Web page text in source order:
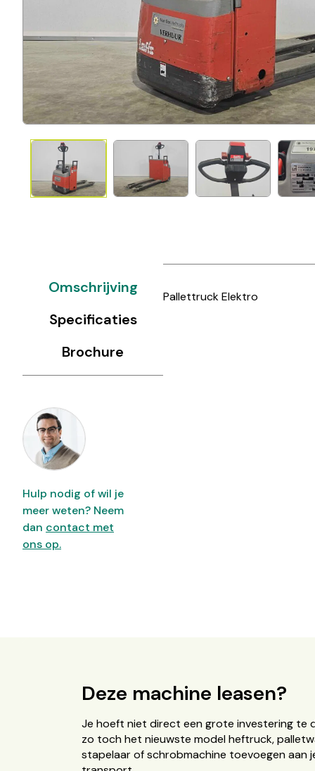
Hulp nodig of wil je
meer weten? Neem
dan contact met
ons op.
Omschrijving
Specificaties
Brochure
Pallettruck Elektro
Deze machine leasen?
Je hoeft niet direct een grote investering te
zo toch het nieuwste model heftruck,
stapelaar of schrobmachine toevoegen aan